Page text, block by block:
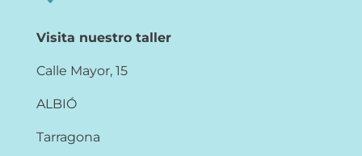
Visita nuestro taller
Calle Mayor, 15
ALBIÓ
Tarragona